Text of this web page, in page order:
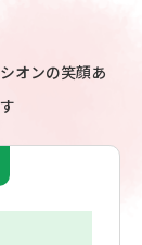
オンの笑顔あ